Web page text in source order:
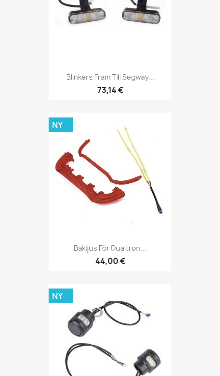
Blinkers Fram Till Segway...
73,14 €
Bakljus För Dualtron...
44,00 €
NY
NY